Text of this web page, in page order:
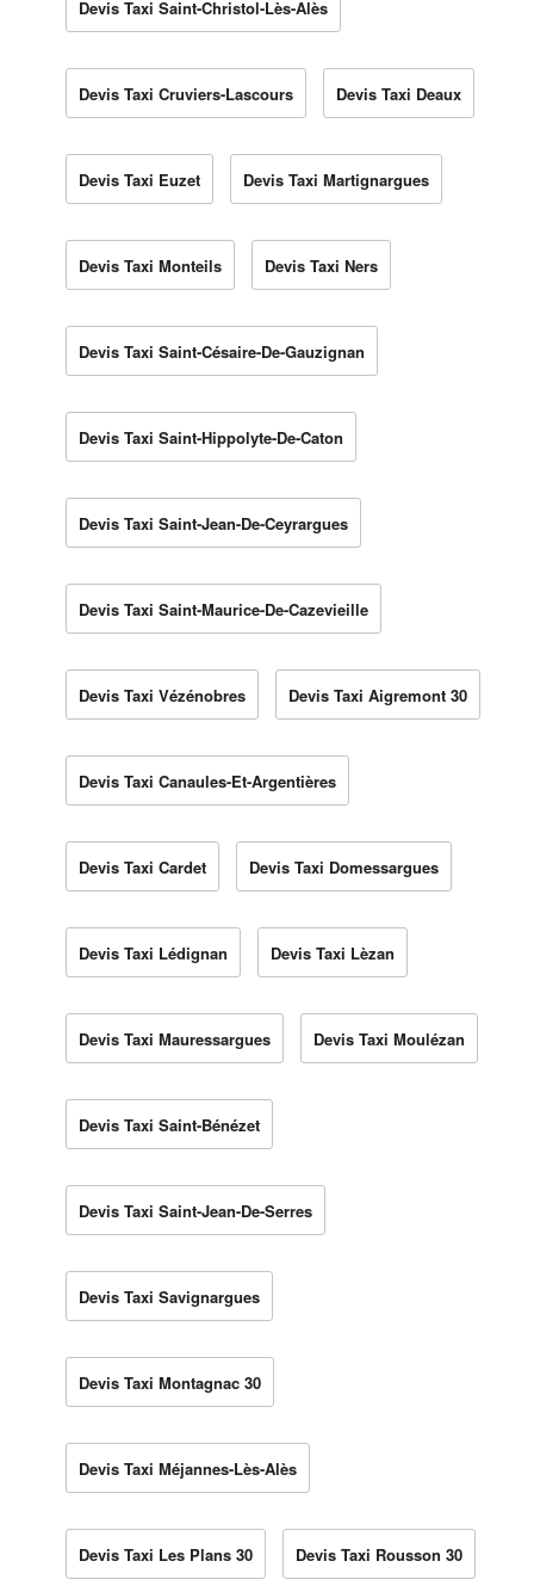
Devis Taxi Saint-Christol-Lès-Alès
Devis Taxi Cruviers-Lascours Devis Taxi Deaux
Devis Taxi Euzet Devis Taxi Martignargues
Devis Taxi Monteils Devis Taxi Ners
Devis Taxi Saint-Césaire-De-Gauzignan
Devis Taxi Saint-Hippolyte-De-Caton
Devis Taxi Saint-Jean-De-Ceyrargues
Devis Taxi Saint-Maurice-De-Cazevieille
Devis Taxi Vézénobres Devis Taxi Aigremont 30
Devis Taxi Canaules-Et-Argentières
Devis Taxi Cardet Devis Taxi Domessargues
Devis Taxi Lédignan Devis Taxi Lèzan
Devis Taxi Mauressargues Devis Taxi Moulézan
Devis Taxi Saint-Bénézet
Devis Taxi Saint-Jean-De-Serres
Devis Taxi Savignargues
Devis Taxi Montagnac 30
Devis Taxi Méjannes-Lès-Alès
Devis Taxi Les Plans 30 Devis Taxi Rousson 30